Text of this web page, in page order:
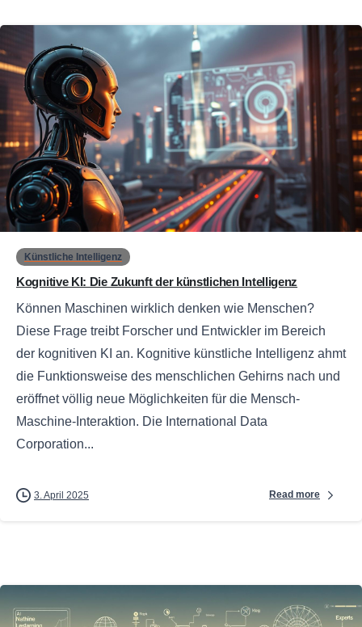
Künstliche Intelligenz
Kognitive KI: Die Zukunft der künstlichen Intelligenz
Können Maschinen wirklich denken wie Menschen?
Diese Frage treibt Forscher und Entwickler im Bereich
der kognitiven KI an. Kognitive künstliche Intelligenz ahmt
die Funktionsweise des menschlichen Gehirns nach und
eröffnet völlig neue Möglichkeiten für die Mensch-
Maschine-Interaktion. Die International Data
Corporation...
3. April 2025 Read more